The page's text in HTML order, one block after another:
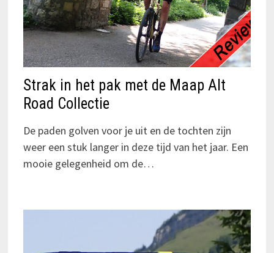
Strak in het pak met de Maap Alt
Road Collectie
De paden golven voor je uit en de tochten zijn
weer een stuk langer in deze tijd van het jaar. Een
mooie gelegenheid om de…